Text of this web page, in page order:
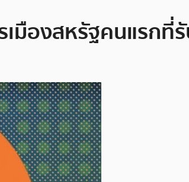
มืองสหรัฐคนแรกที่